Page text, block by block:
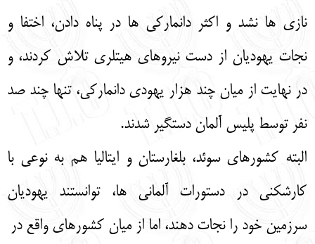
نازی ها نشد و اکثر دانمارکی ها در پناه دادن، اختفا و
نجات یهودیان از دست نیروهای هیتلری تلاش کردند، و
در نهایت از میان چند هزار یهودی دانمارکی، تنها چند صد
نفر توسط پلیس آلمان دستگیر شدند.
البته کشورهای سوئد، بلغارستان و ایتالیا هم به نوعی با
کارشکنی در دستورات آلمانی ها، توانستند یهودیان
سرزمین خود را نجات دهند، اما از میان کشورهای واقع در